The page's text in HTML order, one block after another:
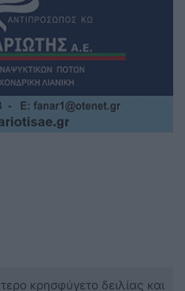
κρησφύγετο δειλίας και